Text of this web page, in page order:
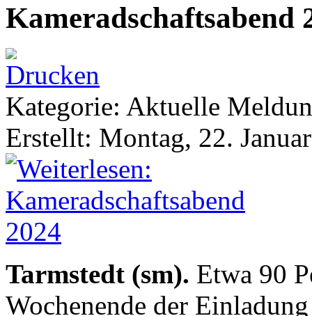
Kameradschaftsabend
Kategorie: Aktuelle
Erstellt: Montag, 22.
Tarmstedt (sm). Etwa 90
Wochenende der